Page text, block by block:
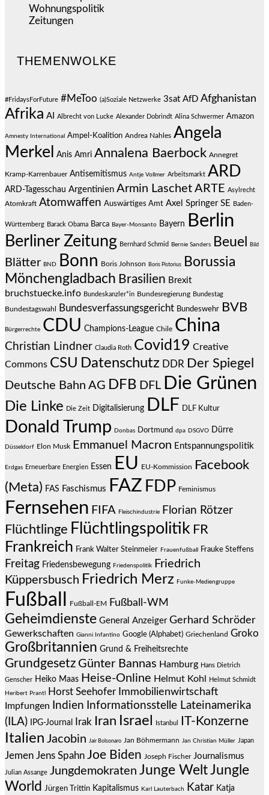
Wohnungspolitik
Zeitungen
THEMENWOLKE
#FridaysForFuture #MeToo (a)Soziale Netzwerke 3sat AfD Afghanistan
Afrika AI Albrecht von Lucke Alexander Dobrindt Alina Schwermer Amazon
Amnesty International Ampel-Koalition Andrea Nahles Angela
Merkel
Anis Amri Annalena Baerbock Annegret
Kramp-Karrenbauer Antisemitismus Antje Vollmer Arbeitsmarkt ARD
ARD-Tagesschau Argentinien Armin Laschet ARTE Asylrecht
Atomkraft Atomwaffen Auswärtiges Amt Axel Springer SE Baden-
Württemberg Barack Obama Barca Bayer-Monsanto Bayern Berlin
Berliner Zeitung Bernhard Schmid Bernie Sanders Beuel Bild
Blätter BND Bonn Boris Johnson Boris Pistorius
Borussia
Mönchengladbach Brasilien Brexit
bruchstuecke.info Bundeskanzler*in Bundesregierung Bundestag
Bundestagswahl Bundesverfassungsgericht Bundeswehr BVB
Bürgerrechte CDU Champions-League Chile China
Christian Lindner Claudia Roth Covid19 Creative
Commons CSU Datenschutz DDR Der Spiegel
Deutsche Bahn AG DFB DFL Die Grünen
Die Linke Die Zeit Digitalisierung DLF DLF Kultur
Donald Trump Donbas Dortmund dpa DSGVO Dürre
Düsseldorf Elon Musk Emmanuel Macron Entspannungspolitik
Erdgas Erneuerbare Energien Essen EU EU-Kommission
Facebook
(Meta) FAS Faschismus FAZ FDP Feminismus
Fernsehen FIFA Fleischindustrie Florian Rötzer
Flüchtlinge Flüchtlingspolitik FR
Frankreich Frank Walter Steinmeier Frauenfußball Frauke Steffens
Freitag Friedensbewegung Friedenspolitik
Friedrich
Küppersbusch Friedrich Merz Funke-Mediengruppe
Fußball Fußball-EM Fußball-WM
Geheimdienste General Anzeiger Gerhard Schröder
Gewerkschaften Gianni Infantino Google (Alphabet) Griechenland Groko
Großbritannien Grund & Freiheitsrechte
Grundgesetz Günter Bannas Hamburg Hans Dietrich
Genscher Heiko Maas Heise-Online Helmut Kohl Helmut Schmidt
Heribert Prantl Horst Seehofer Immobilienwirtschaft
Impfungen Indien Informationsstelle Lateinamerika
(ILA)
IPG-Journal Irak Iran Israel Istanbul IT-Konzerne
Italien Jacobin Jair Bolsonaro Jan Böhmermann Jan Christian Müller Japan
Jemen Jens Spahn Joe Biden Joseph Fischer Journalismus
Julian Assange Jungdemokraten Junge WeltJungle
World Jürgen Trittin Kapitalismus Karl Lauterbach Katar Katja